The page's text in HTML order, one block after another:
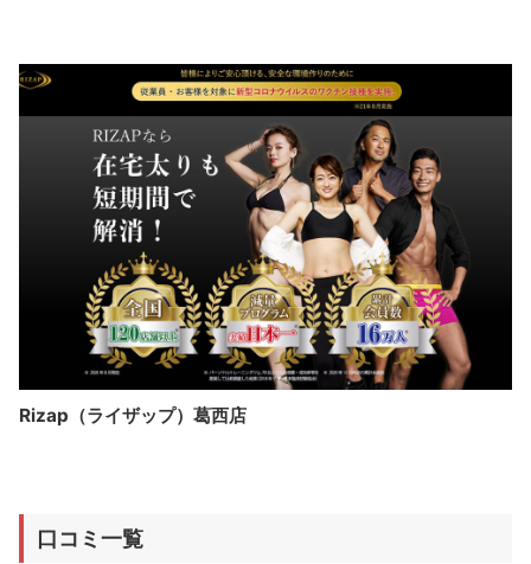
Rizap（ライザップ）葛西店
口コミ一覧